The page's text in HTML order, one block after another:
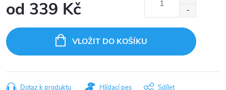
od 339 Kč
cena:
VLOŽIT DO KOŠÍKU
Dotaz k produktu Hlídací pes Sdílet